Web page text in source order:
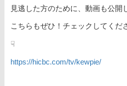
見逃した方のために、動画も公開
こちらもぜひ！チェックしてくだ
☟
https://hicbc.com/tv/kewpie/